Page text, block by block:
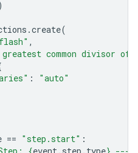
.create(
,
common divisor of
:
"auto"
== "step.start" :